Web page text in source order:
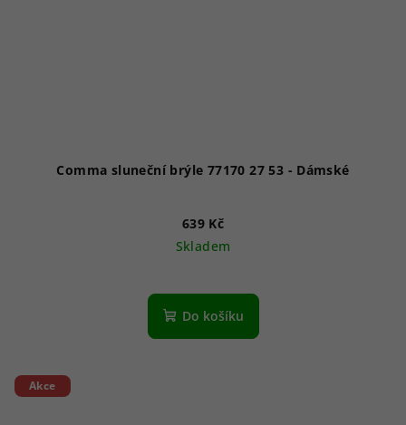
Comma sluneční brýle 77170 27 53 - Dámské
639 Kč
Skladem
Do košíku
Akce